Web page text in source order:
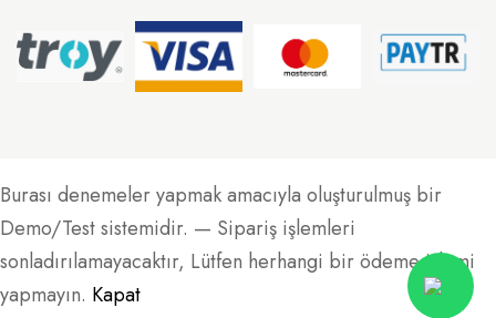
Burası denemeler yapmak amacıyla oluşturulmuş bir
Demo/Test sistemidir. — Sipariş işlemleri
sonladırılamayacaktır, Lütfen herhangi bir ödeme işlemi
yapmayın. Kapat